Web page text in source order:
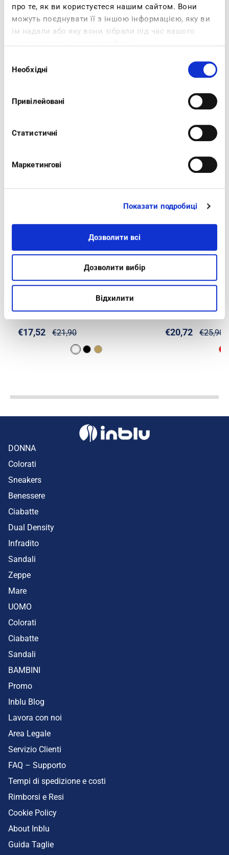
про те, як ви користуєтеся нашим сайтом. Вони
можуть поєднувати її з іншою інформацією, яку ви
їм надали або яку вони зібрали під час вашого
згоди
Необхідні
Привілейовані
Статистичні
Маркетингові
Показати подробиці
Дозволити всі
Дозволити вибір
Відхилити
arricchita da un dettaglio circolare nella parte
laterale che dona carattere e un tocco glam.Il
plantare in ecopelle imbottita offre una
TI POTREBBERO PIACERE ANCHE
INFRADITO CERCHIO DECORATIVO -
€17,52 €21,90 €20,72 €25,90
DONNA
Colorati
Sneakers
Benessere
Ciabatte
Dual Density
Infradito
Sandali
Zeppe
Mare
UOMO
Colorati
Ciabatte
Sandali
BAMBINI
Promo
Inblu Blog
Lavora con noi
Area Legale
Servizio Clienti
FAQ – Supporto
Tempi di spedizione e costi
Rimborsi e Resi
Cookie Policy
About Inblu
Guida Taglie